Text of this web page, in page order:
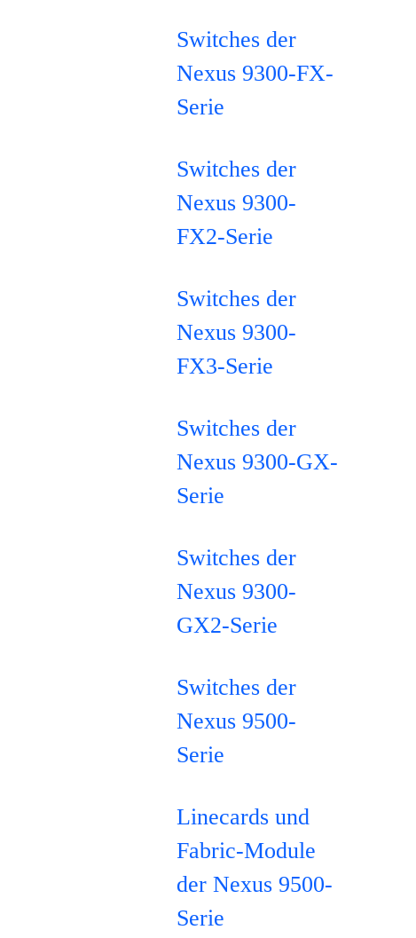
Switches der
Nexus 9300-FX-
Serie
Switches der
Nexus 9300-
FX2-Serie
Switches der
Nexus 9300-
FX3-Serie
Switches der
Nexus 9300-GX-
Serie
Switches der
Nexus 9300-
GX2-Serie
Switches der
Nexus 9500-
Serie
Linecards und
Fabric-Module
der Nexus 9500-
Serie